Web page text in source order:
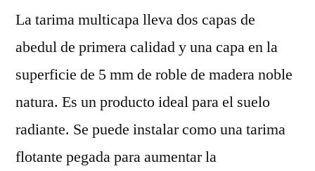
La tarima multicapa lleva dos capas de
abedul de primera calidad y una capa en la
superficie de 5 mm de roble de madera noble
natura. Es un producto ideal para el suelo
radiante. Se puede instalar como una tarima
flotante pegada para aumentar la